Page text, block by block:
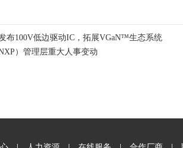
布100V低边驱动IC，拓展VGaN™生态系统
）管理层重大人事变动